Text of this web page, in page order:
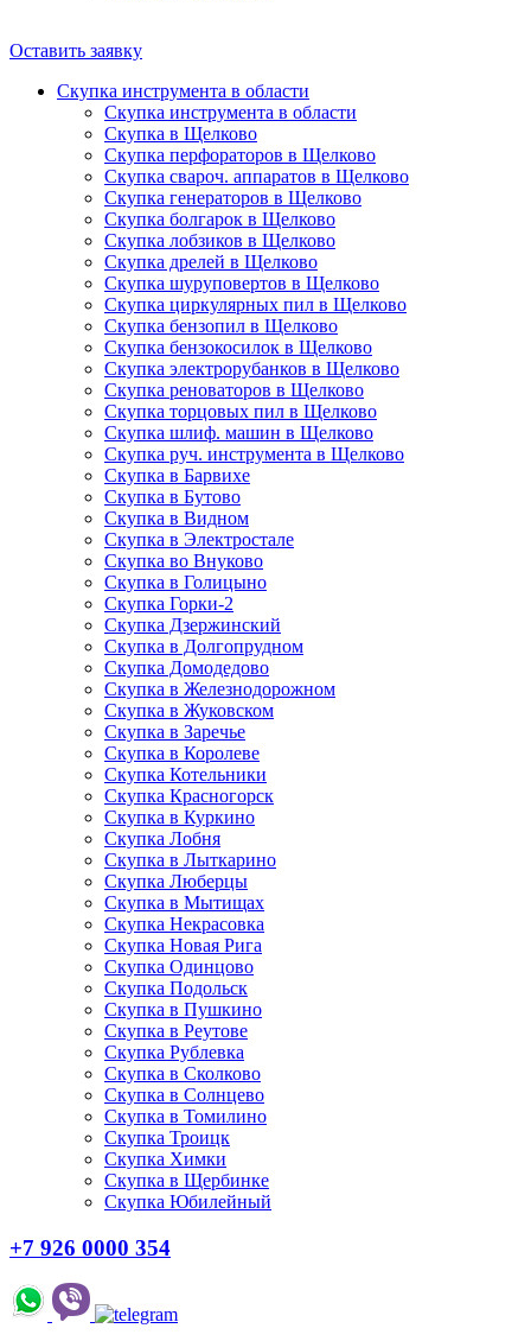
Оставить заявку
Скупка инструмента в области
Скупка инструмента в области
Скупка в Щелково
Скупка перфораторов в Щелково
Скупка свароч. аппаратов в Щелково
Скупка генераторов в Щелково
Скупка болгарок в Щелково
Скупка лобзиков в Щелково
Скупка дрелей в Щелково
Скупка шуруповертов в Щелково
Скупка циркулярных пил в Щелково
Скупка бензопил в Щелково
Скупка бензокосилок в Щелково
Скупка электрорубанков в Щелково
Скупка реноваторов в Щелково
Скупка торцовых пил в Щелково
Скупка шлиф. машин в Щелково
Скупка руч. инструмента в Щелково
Скупка в Барвихе
Скупка в Бутово
Скупка в Видном
Скупка в Электростале
Скупка во Внуково
Скупка в Голицыно
Скупка Горки-2
Скупка Дзержинский
Скупка в Долгопрудном
Скупка Домодедово
Скупка в Железнодорожном
Скупка в Жуковском
Скупка в Заречье
Скупка в Королеве
Скупка Котельники
Скупка Красногорск
Скупка в Куркино
Скупка Лобня
Скупка в Лыткарино
Скупка Люберцы
Скупка в Мытищах
Скупка Некрасовка
Скупка Новая Рига
Скупка Одинцово
Скупка Подольск
Скупка в Пушкино
Скупка в Реутове
Скупка Рублевка
Скупка в Сколково
Скупка в Солнцево
Скупка в Томилино
Скупка Троицк
Скупка Химки
Скупка в Щербинке
Скупка Юбилейный
+7 926 0000 354